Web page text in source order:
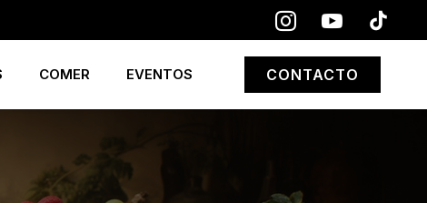
COMER EVENTOS CONTACTO